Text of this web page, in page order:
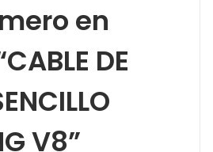
en
DE
V8”